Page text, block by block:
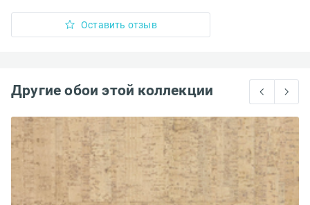
Оставить отзыв
Другие обои этой коллекции